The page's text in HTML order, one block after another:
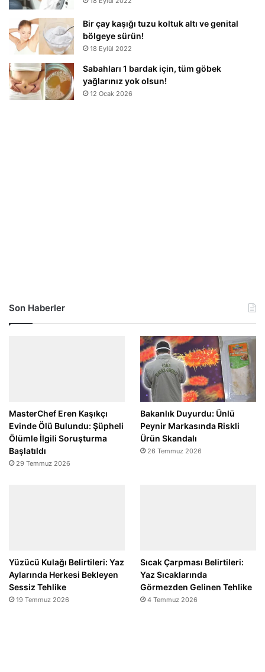
Bir çay kaşığı tuzu koltuk altı ve genital
bölgeye sürün!
18 Eylül 2022
Sabahları 1 bardak için, tüm göbek
yağlarınız yok olsun!
12 Ocak 2026
Son Haberler
MasterChef Eren Kaşıkçı
Evinde Ölü Bulundu: Şüpheli
Ölümle İlgili Soruşturma
Başlatıldı
29 Temmuz 2026
Bakanlık Duyurdu: Ünlü
Peynir Markasında Riskli
Ürün Skandalı
26 Temmuz 2026
Yüzücü Kulağı Belirtileri: Yaz
Aylarında Herkesi Bekleyen
Sessiz Tehlike
19 Temmuz 2026
Sıcak Çarpması Belirtileri:
Yaz Sıcaklarında
Görmezden Gelinen Tehlike
4 Temmuz 2026